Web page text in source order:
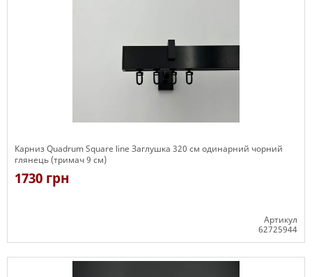
Карниз Quadrum Square line Заглушка 320 см одинарний чорний
глянець (тримач 9 см)
1730 грн
Артикул
62725944